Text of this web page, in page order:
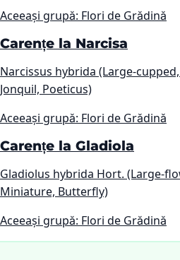
Aceeași grupă: Flori de Grădină
Carențe la Narcisa
Narcissus hybrida (Large-
Jonquil, Poeticus)
Aceeași grupă: Flori de Grădină
Carențe la Gladiola
Gladiolus hybrida Hort. (Large-
Miniature, Butterfly)
Aceeași grupă: Flori de Grădină